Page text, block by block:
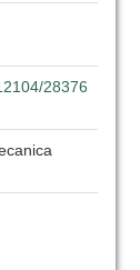
28376